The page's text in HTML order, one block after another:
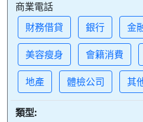
商業電話
財務借貸
銀行 金
美容瘦身 會籍消費
地產 體檢公司 其
類型: